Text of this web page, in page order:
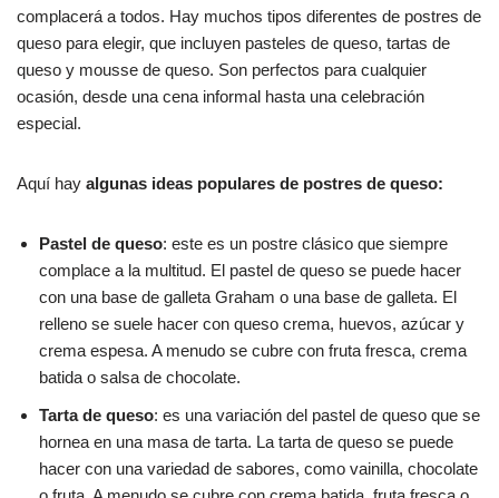
complacerá a todos. Hay muchos tipos diferentes de postres de
queso para elegir, que incluyen pasteles de queso, tartas de
queso y mousse de queso. Son perfectos para cualquier
ocasión, desde una cena informal hasta una celebración
especial.
Aquí hay algunas ideas populares de postres de queso:
Pastel de queso: este es un postre clásico que siempre
complace a la multitud. El pastel de queso se puede hacer
con una base de galleta Graham o una base de galleta. El
relleno se suele hacer con queso crema, huevos, azúcar y
crema espesa. A menudo se cubre con fruta fresca, crema
batida o salsa de chocolate.
Tarta de queso: es una variación del pastel de queso que se
hornea en una masa de tarta. La tarta de queso se puede
hacer con una variedad de sabores, como vainilla, chocolate